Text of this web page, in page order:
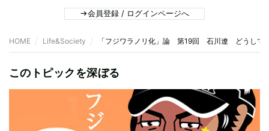
会員登録 / ログインページへ
HOME Life&Society 「フジワラノリ化」論 第19回 石川遼 どうして
このトピックを深ぼる